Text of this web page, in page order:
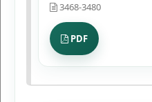
3468-3480
PDF